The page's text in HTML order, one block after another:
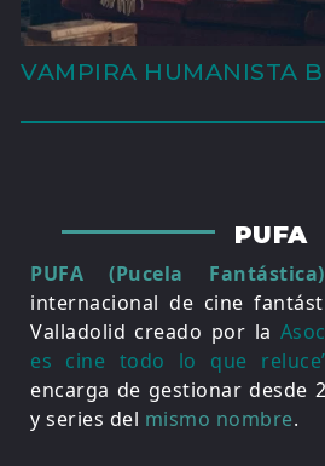
VAMPIRA HUMANISTA
PUFA
PUFA (Pucela
internacional de cine
Valladolid creado por la
es cine todo lo que reluce’
encarga de gestionar desde
y series del mismo nombre.